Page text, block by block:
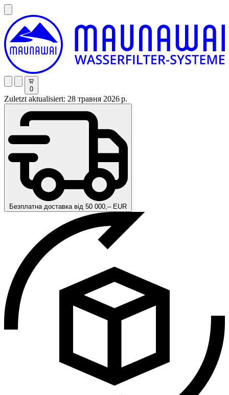
0
Zuletzt aktualisiert: 28 травня 2026 р.
Безплатна доставка від 50 000,– EUR